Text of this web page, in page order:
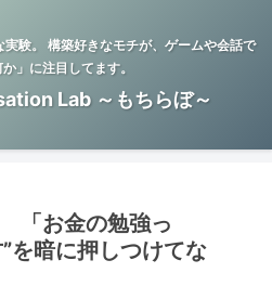
験。 構築好きなモチが、ゲームや会話で
か」に注目してます。
Lab ～もちらぼ～
「お金の勉強っ
を暗に押しつけてな